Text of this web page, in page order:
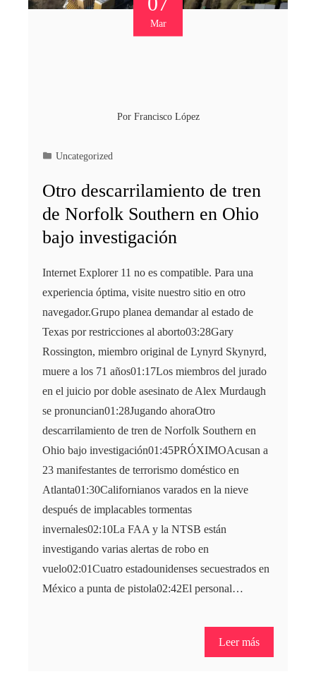
Mar
Por Francisco López
Uncategorized
Otro descarrilamiento de tren
de Norfolk Southern en Ohio
bajo investigación
Internet Explorer 11 no es compatible. Para una
experiencia óptima, visite nuestro sitio en otro
navegador.Grupo planea demandar al estado de
Texas por restricciones al aborto03:28Gary
Rossington, miembro original de Lynyrd Skynyrd,
muere a los 71 años01:17Los miembros del jurado
en el juicio por doble asesinato de Alex Murdaugh
se pronuncian01:28Jugando ahoraOtro
descarrilamiento de tren de Norfolk Southern en
Ohio bajo investigación01:45PRÓXIMOAcusan a
23 manifestantes de terrorismo doméstico en
Atlanta01:30Californianos varados en la nieve
después de implacables tormentas
invernales02:10La FAA y la NTSB están
investigando varias alertas de robo en
vuelo02:01Cuatro estadounidenses secuestrados en
México a punta de pistola02:42El personal…
Leer más